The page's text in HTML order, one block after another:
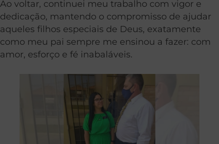
Ao voltar, continuei meu trabalho com vigor e
dedicação, mantendo o compromisso de ajudar
aqueles filhos especiais de Deus, exatamente
como meu pai sempre me ensinou a fazer: com
amor, esforço e fé inabaláveis.